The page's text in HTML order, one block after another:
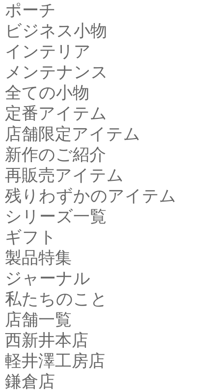
ポーチ
ビジネス小物
インテリア
メンテナンス
全ての小物
定番アイテム
店舗限定アイテム
新作のご紹介
再販売アイテム
残りわずかのアイテム
シリーズ一覧
ギフト
製品特集
ジャーナル
私たちのこと
店舗一覧
西新井本店
軽井澤工房店
鎌倉店